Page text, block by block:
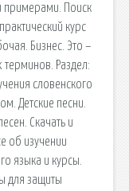
примерами. Поиск
курс
Бизнес. Это –
Раздел:
словенского
Детские песни.
Скачать и
об изучении
языка и курсы.
для защиты